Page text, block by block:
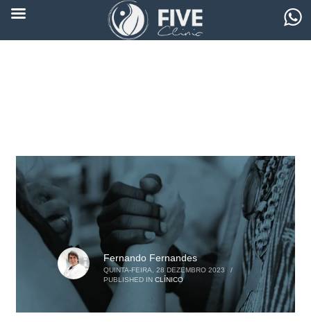
Fernando Fernandes
QUINTA-FEIRA, 28 DEZEMBRO 2023
/
PUBLISHED IN CLÍNICO